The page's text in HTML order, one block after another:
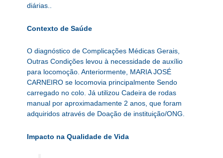
diárias..
Contexto de Saúde
O diagnóstico de Complicações Médicas Gerais,
Outras Condições levou à necessidade de auxílio
para locomoção. Anteriormente, MARIA JOSÉ
CARNEIRO se locomovia principalmente Sendo
carregado no colo. Já utilizou Cadeira de rodas
manual por aproximadamente 2 anos, que foram
adquiridos através de Doação de instituição/ONG.
Impacto na Qualidade de Vida